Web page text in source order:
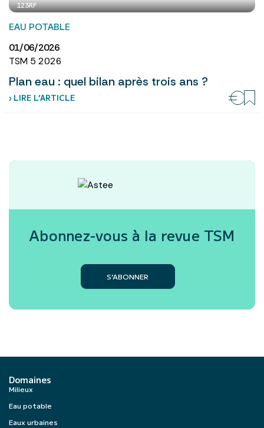
123RF
EAU POTABLE
01/06/2026
TSM 5 2026
Plan eau : quel bilan après trois ans ?
› LIRE L’ARTICLE
Abonnez-vous à la revue TSM
S’ABONNER
Domaines
Milieux
Eau potable
Eaux urbaines